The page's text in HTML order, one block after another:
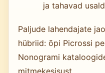
ja tahavad
Paljude lahendajate
hübriid: õpi Picrossi
Nonogrami